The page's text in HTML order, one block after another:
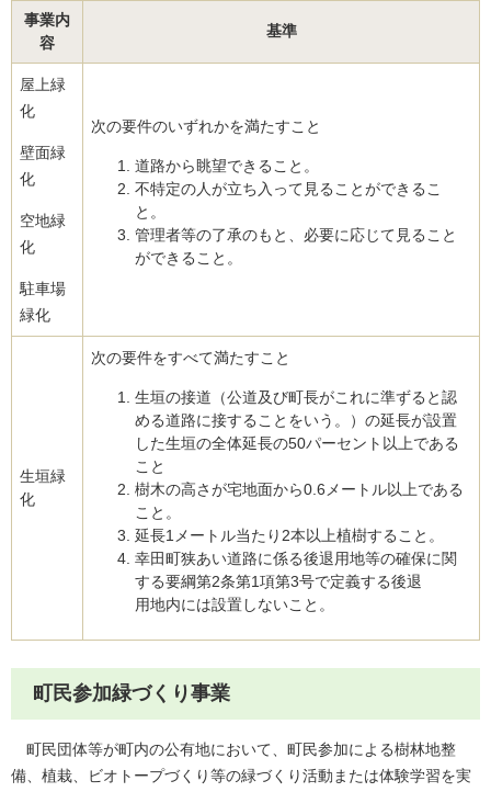
事業内
容
基準
屋上緑
化
壁面緑
化
空地緑
化
駐車場
緑化
次の要件のいずれかを満たすこと
道路から眺望できること。
不特定の人が立ち入って見ることができるこ
と。
管理者等の了承のもと、必要に応じて見ること
ができること。
生垣緑
化
次の要件をすべて満たすこと
生垣の接道（公道及び町長がこれに準ずると認
める道路に接することをいう。）の延長が設置
した生垣の全体延長の50パーセント以上である
こと
樹木の高さが宅地面から0.6メートル以上である
こと。
延長1メートル当たり2本以上植樹すること。
幸田町狭あい道路に係る後退用地等の確保に関
する要綱第2条第1項第3号で定義する後退
用地内には設置しないこと。
町民参加緑づくり事業
町民団体等が町内の公有地において、町民参加による樹林地整
備、植栽、ビオトープづくり等の緑づくり活動または体験学習を実